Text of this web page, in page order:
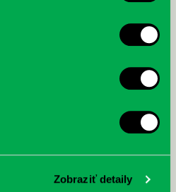
Zobraziť detaily